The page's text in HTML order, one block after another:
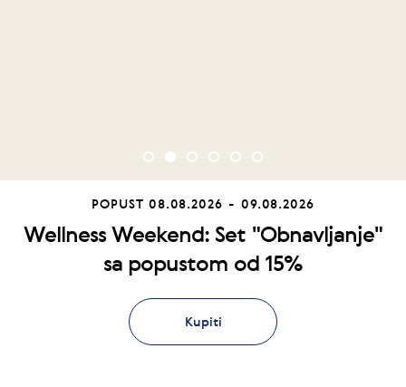
POPUST 08.08.2026 - 09.08.2026
Wellness Weekend: Set "Obnavljanje"
sa popustom od 15%
Kupiti